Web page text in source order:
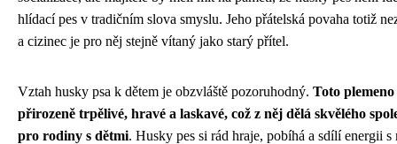
hlídací pes v tradičním slova smyslu. Jeho přátelská povaha totiž
a cizinec je pro něj stejně vítaný jako starý přítel.
Vztah husky psa k dětem je obzvláště pozoruhodný. Toto plemeno
přirozeně trpělivé, hravé a laskavé, což z něj dělá skvělého
pro rodiny s dětmi. Husky pes si rád hraje, pobíhá a sdílí energii s